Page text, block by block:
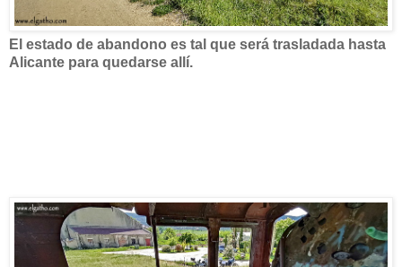
El estado de abandono es tal que será trasladada hasta
Alicante para quedarse allí.